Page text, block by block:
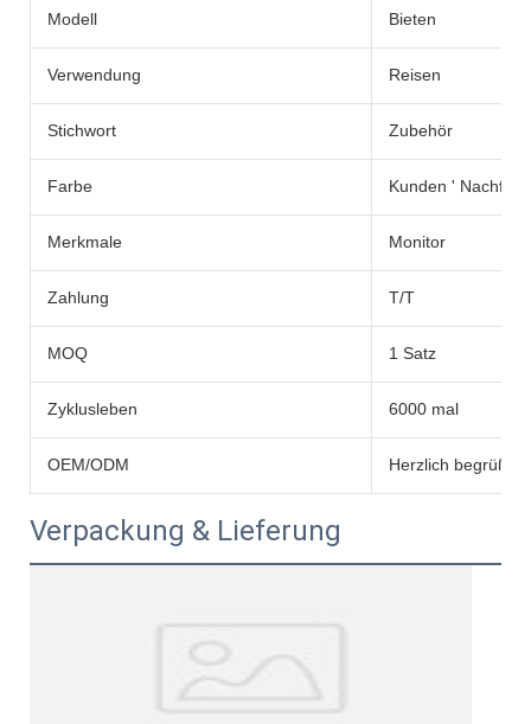
Modell Bieten
Verwendung Reisen
Stichwort Zubehör
Farbe Kunden '
Merkmale Monitor
Zahlung T/T
MOQ 1 Satz
Zyklusleben 6000 mal
OEM/ODM Herzlich begrüßt
Verpackung & Lieferung